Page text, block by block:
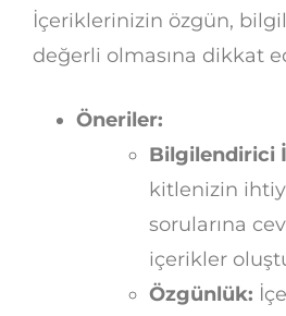
İçeriklerinizin özgün,
değerli olmasına dikkat
Öneriler:
Bilgilendirici
kitlenizin
sorularına
içerikler
Özgünlük: